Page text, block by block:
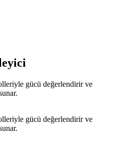
gücü değerlendirir ve
gücü değerlendirir ve